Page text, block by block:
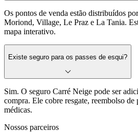
Os pontos de venda estão distribuídos
Moriond, Village, Le Praz e La Tania.
mapa interativo.
Existe seguro para os passes de esqui?
Sim. O seguro Carré Neige pode ser
compra. Ele cobre resgate, reembolso de
médicas.
Nossos parceiros